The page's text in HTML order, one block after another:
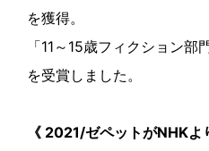
を獲得。
「11～15歳フィクション
を受賞しました。
《 2021/ゼペットがNHKよ